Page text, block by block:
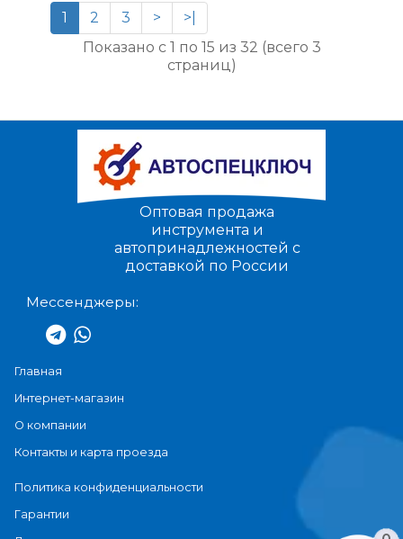
1 2 3 >
>|
Показано с 1 по 15 из 32 (всего 3
страниц)
Оптовая продажа
инструмента и
автопринадлежностей с
доставкой по России
Мессенджеры:
Главная
Интернет-магазин
О компании
Контакты и карта проезда
Политика конфиденциальности
Гарантии